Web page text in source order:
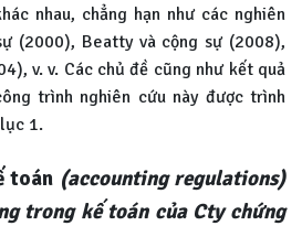
nhau, chẳng hạn như các nghiên
(2000), Beatty và cộng sự (2008),
v. v. Các chủ đề cũng như kết quả
trình nghiên cứu này được trình
1.
toán (accounting regulations)
trong kế toán của Cty chứng